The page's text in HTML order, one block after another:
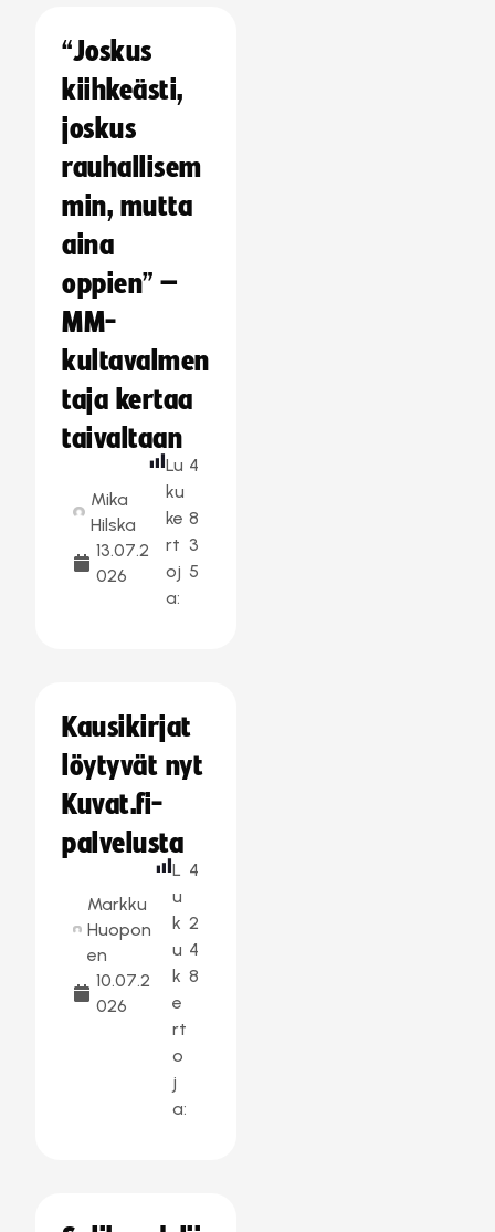
“Joskus
kiihkeästi,
joskus
rauhallisem
min, mutta
aina
oppien” –
MM-
kultavalmen
taja kertaa
taivaltaan
Mika
Hilska
13.07.2
026
Lu
ku
ke
rt
oj
a:
4
8
3
5
Kausikirjat
löytyvät nyt
Kuvat.fi-
palvelusta
Markku
Huopon
en
10.07.2
026
L
u
k
u
k
e
rt
o
j
a:
4
2
4
8